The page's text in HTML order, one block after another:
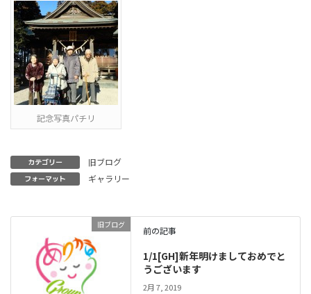
記念写真パチリ
カテゴリー 旧ブログ
フォーマット ギャラリー
旧ブログ
前の記事
1/1[GH]新年明けましておめでと
うございます
2月 7, 2019